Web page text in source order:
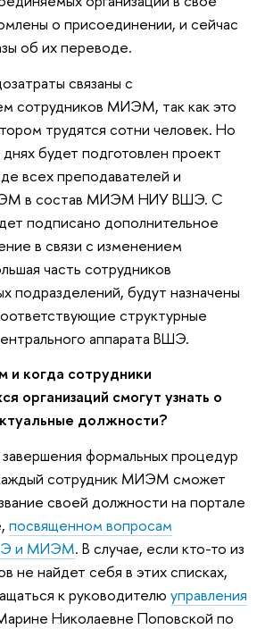
о присоединении, и сейчас
об их переводе.
связаны с
сотрудников МИЭМ, так как это
трудятся сотни человек. Но
будет подготовлен проект
всех преподавателей и
в состав МИЭМ НИУ ВШЭ. С
подписано дополнительное
в связи с изменением
часть сотрудников
подразделений, будут назначены
структурные
аппарата ВШЭ.
и когда сотрудники
организаций смогут узнать о
должности?
формальных процедур
сотрудник МИЭМ сможет
своей должности на портале
посвященном вопросам
и МИЭМ. В случае, если кто-то из
не найдет себя в этих списках,
к руководителю управления
Николаевне Поповской по